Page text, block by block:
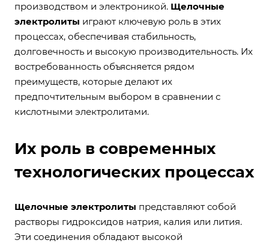
производством и электроникой. Щелочные
электролиты играют ключевую роль в этих
процессах, обеспечивая стабильность,
долговечность и высокую производительность. Их
востребованность объясняется рядом
преимуществ, которые делают их
предпочтительным выбором в сравнении с
кислотными электролитами.
Их роль в современных
технологических процессах
Щелочные электролиты представляют собой
растворы гидроксидов натрия, калия или лития.
Эти соединения обладают высокой